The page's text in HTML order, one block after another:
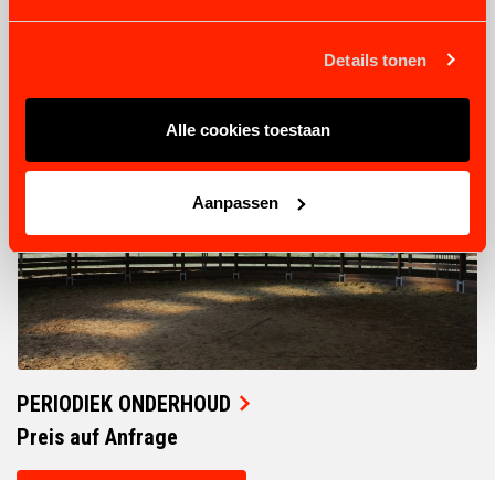
Details tonen
Alle cookies toestaan
Aanpassen
VERWANDTE PRODUKTE
PERIODIEK ONDERHOUD
Preis auf Anfrage